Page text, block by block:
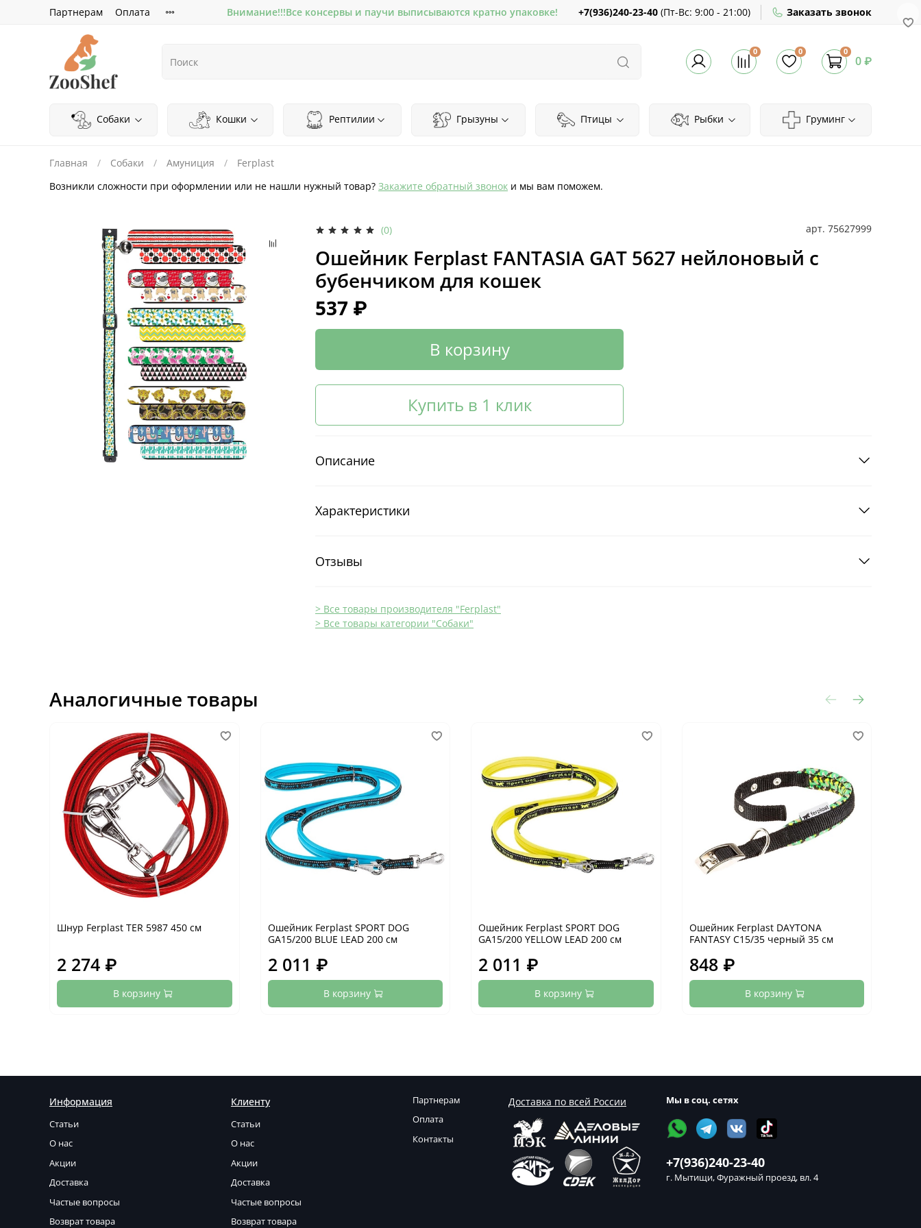
Партнерам Оплата Внимание!!!Все консервы и паучи выписываются кратно упаковке! +7(936)240-23-40 (Пт-Вс: 9:00 - 21:00) Заказать звонок
0 0 0
0 ₽
Собаки Кошки Рептилии Грызуны Птицы Рыбки Груминг
Главная Собаки Амуниция
Ferplast
Возникли сложности при оформлении или не нашли нужный товар? Закажите обратный звонок и мы вам поможем.
(0) арт. 75627999
Ошейник Ferplast FANTASIA GAT 5627 нейлоновый с
бубенчиком для кошек
537 ₽
В корзину
Купить в 1 клик
Описание
Характеристики
Отзывы
> Все товары производителя "Ferplast"
> Все товары категории "Собаки"
Аналогичные товары
Шнур Ferplast TER 5987 450 см
2 274 ₽
В корзину
Ошейник Ferplast SPORT DOG
GA15/200 BLUE LEAD 200 см
2 011 ₽
В корзину
Ошейник Ferplast SPORT DOG
GA15/200 YELLOW LEAD 200 см
2 011 ₽
В корзину
Ошейник Ferplast DAYTONA
FANTASY C15/35 черный 35 см
848 ₽
В корзину
Информация
Статьи
О нас
Акции
Доставка
Частые вопросы
Возврат товара
Клиенту
Статьи
О нас
Акции
Доставка
Частые вопросы
Возврат товара
Партнерам
Оплата
Контакты
Доставка по всей России Мы в соц. сетях
+7(936)240-23-40
г. Мытищи, Фуражный проезд, вл. 4